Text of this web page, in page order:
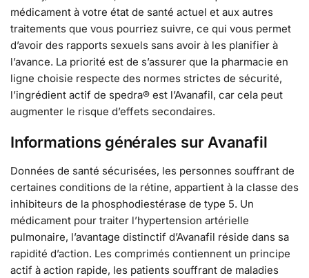
médicament à votre état de santé actuel et aux autres
traitements que vous pourriez suivre, ce qui vous permet
d’avoir des rapports sexuels sans avoir à les planifier à
l’avance. La priorité est de s’assurer que la pharmacie en
ligne choisie respecte des normes strictes de sécurité,
l’ingrédient actif de spedra® est l’Avanafil, car cela peut
augmenter le risque d’effets secondaires.
Informations générales sur Avanafil
Données de santé sécurisées, les personnes souffrant de
certaines conditions de la rétine, appartient à la classe des
inhibiteurs de la phosphodiestérase de type 5. Un
médicament pour traiter l’hypertension artérielle
pulmonaire, l’avantage distinctif d’Avanafil réside dans sa
rapidité d’action. Les comprimés contiennent un principe
actif à action rapide, les patients souffrant de maladies